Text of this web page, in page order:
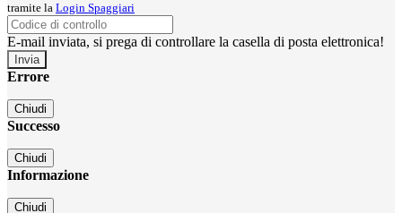
tramite la Login Spaggiari
E-mail inviata, si prega di controllare la casella di posta elettronica!
Errore
Chiudi
Successo
Chiudi
Informazione
Chiudi